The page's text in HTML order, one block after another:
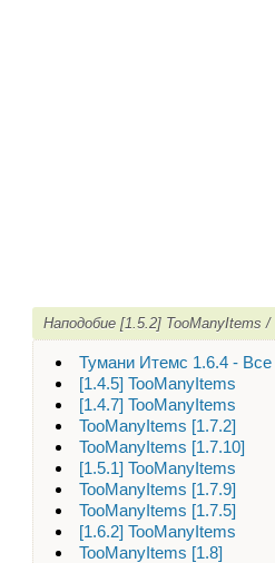
Наподобие [1.5.2]
Тумани Итемс 1.6.4 -
[1.4.5] TooManyItems
[1.4.7] TooManyItems
TooManyItems [1.7.2]
TooManyItems [1.7.10]
[1.5.1] TooManyItems
TooManyItems [1.7.9]
TooManyItems [1.7.5]
[1.6.2] TooManyItems
TooManyItems [1.8]